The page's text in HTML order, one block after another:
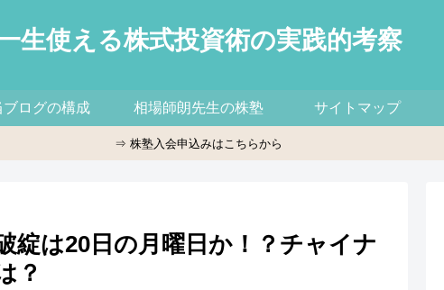
生使える株式投資術の実践的考察
ブログの構成 相場師朗先生の株塾 サイトマップ
⇒ 株塾入会申込みはこちらから
綻は20日の月曜日か！？チャイナ
？